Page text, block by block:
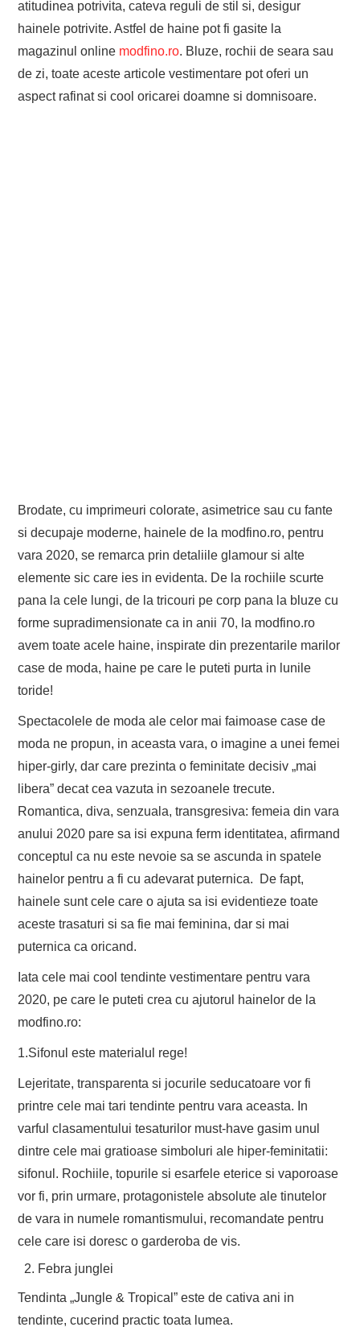
atitudinea potrivita, cateva reguli de stil si, desigur
hainele potrivite. Astfel de haine pot fi gasite la
magazinul online modfino.ro. Bluze, rochii de seara sau
de zi, toate aceste articole vestimentare pot oferi un
aspect rafinat si cool oricarei doamne si domnisoare.
Brodate, cu imprimeuri colorate, asimetrice sau cu fante
si decupaje moderne, hainele de la modfino.ro, pentru
vara 2020, se remarca prin detaliile glamour si alte
elemente sic care ies in evidenta. De la rochiile scurte
pana la cele lungi, de la tricouri pe corp pana la bluze cu
forme supradimensionate ca in anii 70, la modfino.ro
avem toate acele haine, inspirate din prezentarile marilor
case de moda, haine pe care le puteti purta in lunile
toride!
Spectacolele de moda ale celor mai faimoase case de
moda ne propun, in aceasta vara, o imagine a unei femei
hiper-girly, dar care prezinta o feminitate decisiv „mai
libera” decat cea vazuta in sezoanele trecute.
Romantica, diva, senzuala, transgresiva: femeia din vara
anului 2020 pare sa isi expuna ferm identitatea, afirmand
conceptul ca nu este nevoie sa se ascunda in spatele
hainelor pentru a fi cu adevarat puternica. De fapt,
hainele sunt cele care o ajuta sa isi evidentieze toate
aceste trasaturi si sa fie mai feminina, dar si mai
puternica ca oricand.
Iata cele mai cool tendinte vestimentare pentru vara
2020, pe care le puteti crea cu ajutorul hainelor de la
modfino.ro:
1.Sifonul este materialul rege!
Lejeritate, transparenta si jocurile seducatoare vor fi
printre cele mai tari tendinte pentru vara aceasta. In
varful clasamentului tesaturilor must-have gasim unul
dintre cele mai gratioase simboluri ale hiper-feminitatii:
sifonul. Rochiile, topurile si esarfele eterice si vaporoase
vor fi, prin urmare, protagonistele absolute ale tinutelor
de vara in numele romantismului, recomandate pentru
cele care isi doresc o garderoba de vis.
Febra junglei
Tendinta „Jungle & Tropical” este de cativa ani in
tendinte, cucerind practic toata lumea.